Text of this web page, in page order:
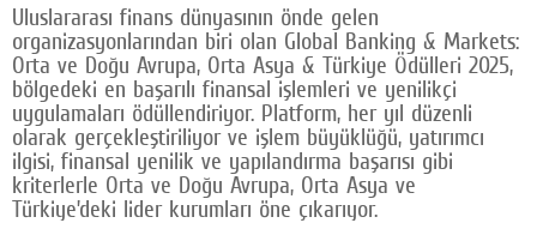
Uluslararası finans dünyasının önde gelen
organizasyonlarından biri olan Global Banking & Markets:
Orta ve Doğu Avrupa, Orta Asya & Türkiye Ödülleri 2025,
bölgedeki en başarılı finansal işlemleri ve yenilikçi
uygulamaları ödüllendiriyor. Platform, her yıl düzenli
olarak gerçekleştiriliyor ve işlem büyüklüğü, yatırımcı
ilgisi, finansal yenilik ve yapılandırma başarısı gibi
kriterlerle Orta ve Doğu Avrupa, Orta Asya ve
Türkiye’deki lider kurumları öne çıkarıyor.